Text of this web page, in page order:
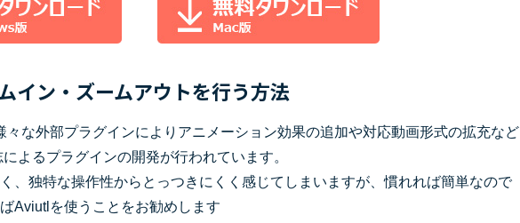
ン・ズームアウトを行う方法
な外部プラグインによりアニメーション効果の追加や対応動画形式の拡充など
よるプラグインの開発が行われています。
、独特な操作性からとっつきにくく感じてしまいますが、慣れれば簡単なので
Aviutlを使うことをお勧めします